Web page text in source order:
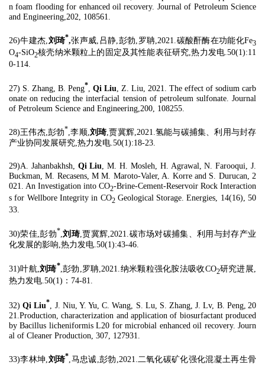
n foam flooding for enhanced oil recovery. Journal of Petroleum Science
and Engineering,202, 108561.
26)牛建杰,刘琦*,张声威,吕静,彭勃,罗聃,2021.碳酸酐酶在功能化Fe3
O4-SiO2核壳纳米颗粒上的固定及其性能表征研究,热力发电.50(1):11
0-114.
27) S. Zhang, B. Peng* Qi Liu , Z. Liu, 2021.
The effect of sodium carb
onate on reducing the interfacial tension of petroleum sulfonate. Journal
of Petroleum Science and Engineering,200, 108255.
28)王伟杰,彭勃*,李顺,刘琦,贾冀辉,2021.氢能与碳捕集、利用与封存
产业协同发展研究,热力发电.50(1):18-23.
29)A. Jahanbakhsh, Qi Liu, M. H. Mosleh, H. Agrawal, N. Farooqui, J.
Buckman, M. Recasens, M M. Maroto-Valer, A. Korre and S. Durucan, 2
021. An Investigation into CO2-Brine-Cement-Reservoir Rock Interaction
s for Wellbore Integrity in CO2Geological Storage. Energies, 14(16), 50
33.
30)荣佳,彭勃* 刘琦,贾冀辉,2021.碳市场对碳捕集、利用与封存产业
化发展的影响,热力发电.50(1):43-46.
31)叶航,刘琦*,彭勃,罗聃,2021.纳米颗粒强化胺法吸收CO2研究进展,
热力发电.50(1)：74-81.
32)Qi Liu* , J. Niu, Y. Yu, C. Wang, S. Lu, S. Zhang, J. Lv, B. Peng, 20
21.Production, characterization and application of biosurfactant produced
by Bacillus licheniformis L20 for microbial enhanced oil recovery. Journ
al of Cleaner Production, 307, 127931.
33)李林坤,刘琦*,马忠诚,彭勃,2021.二氧化碳矿化强化混凝土再生骨